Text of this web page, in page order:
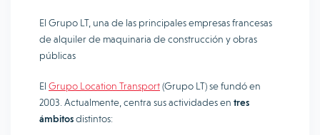
El Grupo LT, una de las principales empresas francesas
de alquiler de maquinaria de construcción y obras
públicas
El Grupo Location Transport(Grupo LT) se fundó en
2003. Actualmente, centra sus actividades en tres
ámbitosdistintos: